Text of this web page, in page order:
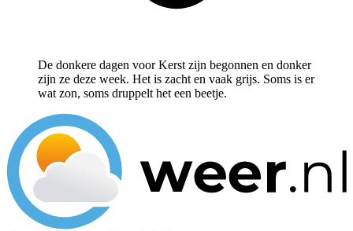
De donkere dagen voor Kerst zijn begonnen en donker
zijn ze deze week. Het is zacht en vaak grijs. Soms is er
wat zon, soms druppelt het een beetje.